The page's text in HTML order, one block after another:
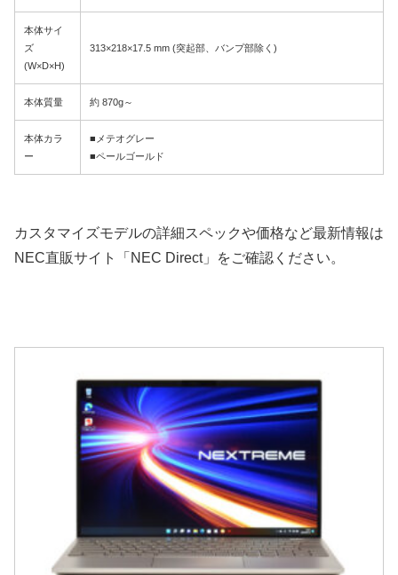
本体サイ
ズ
(W×D×H)
313×218×17.5 mm (突起部、バンプ部除く)
本体質量 約 870g～
本体カラ
ー
■メテオグレー
■ペールゴールド
カスタマイズモデルの詳細スペックや価格など最新情報は
NEC直販サイト「NEC Direct」をご確認ください。